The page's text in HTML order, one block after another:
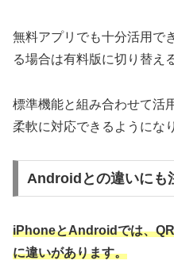
無料アプリでも十分活用で
る場合は有料版に切り替え
標準機能と組み合わせて活
柔軟に対応できるようにな
Androidとの違いにも
iPhoneとAndroidでは、
に違いがあります。